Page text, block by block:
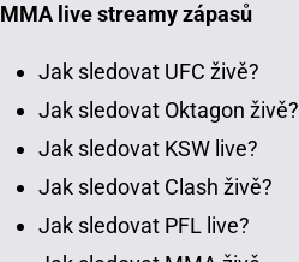
MMA live streamy zápasů
Jak sledovat UFC živě?
Jak sledovat Oktagon živě?
Jak sledovat KSW live?
Jak sledovat Clash živě?
Jak sledovat PFL live?